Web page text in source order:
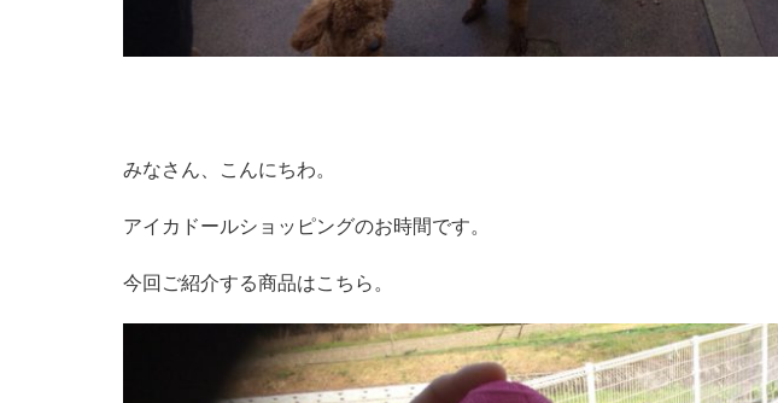
みなさん、こんにちわ。
アイカドールショッピングのお時間です。
今回ご紹介する商品はこちら。